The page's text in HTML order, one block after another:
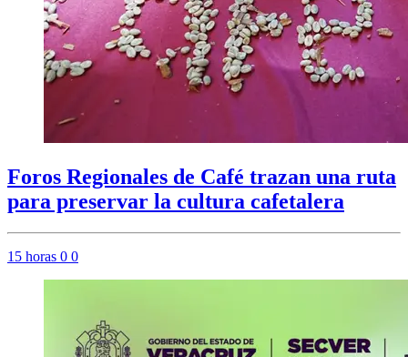
Foros Regionales de Café trazan una ruta
para preservar la cultura cafetalera
15 horas 0 0